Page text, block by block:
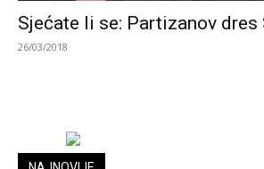
Sjećate li se: Partizanov dres
26/03/2018